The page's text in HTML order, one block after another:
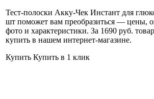
Тест-полоски Акку-Чек Инстант для
шт поможет вам преобразиться — цены,
фото и характеристики. За 1690 руб.
купить в нашем интернет-магазине.
Купить Купить в 1 клик